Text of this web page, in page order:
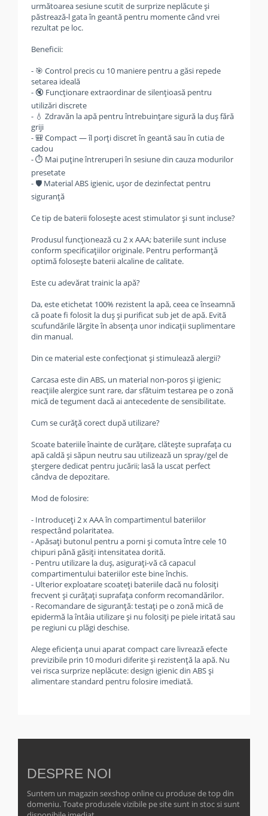
următoarea sesiune scutit de surprize neplăcute și
păstrează-l gata în geantă pentru momente când vrei
rezultat pe loc.
Beneficii:
- 🎯 Control precis cu 10 maniere pentru a găsi repede
setarea ideală
- 🔇 Funcționare extraordinar de silențioasă pentru
utilizări discrete
- 💧 Zdravăn la apă pentru întrebuințare sigură la duș fără
griji
- 🎒 Compact — îl porți discret în geantă sau în cutia de
cadou
- ⏱️ Mai puține întreruperi în sesiune din cauza modurilor
presetate
- 🛡️ Material ABS igienic, ușor de dezinfectat pentru
siguranță
Ce tip de baterii folosește acest stimulator și sunt incluse?
Produsul funcționează cu 2 x AAA; bateriile sunt incluse
conform specificațiilor originale. Pentru performanță
optimă folosește baterii alcaline de calitate.
Este cu adevărat trainic la apă?
Da, este etichetat 100% rezistent la apă, ceea ce înseamnă
că poate fi folosit la duș și purificat sub jet de apă. Evită
scufundările lărgite în absența unor indicații suplimentare
din manual.
Din ce material este confecționat și stimulează alergii?
Carcasa este din ABS, un material non-poros și igienic;
reacțiile alergice sunt rare, dar sfătuim testarea pe o zonă
mică de tegument dacă ai antecedente de sensibilitate.
Cum se curăță corect după utilizare?
Scoate bateriile înainte de curățare, clătește suprafața cu
apă caldă și săpun neutru sau utilizează un spray/gel de
ștergere dedicat pentru jucării; lasă la uscat perfect
cândva de depozitare.
Mod de folosire:
- Introduceți 2 x AAA în compartimentul bateriilor
respectând polaritatea.
- Apăsați butonul pentru a porni și comuta între cele 10
chipuri până găsiți intensitatea dorită.
- Pentru utilizare la duș, asigurați-vă că capacul
compartimentului bateriilor este bine închis.
- Ulterior exploatare scoateți bateriile dacă nu folosiți
frecvent și curățați suprafața conform recomandărilor.
- Recomandare de siguranță: testați pe o zonă mică de
epidermă la întâia utilizare și nu folosiți pe piele iritată sau
pe regiuni cu plăgi deschise.
Alege eficiența unui aparat compact care livrează efecte
previzibile prin 10 moduri diferite și rezistență la apă. Nu
vei risca surprize neplăcute: design igienic din ABS și
alimentare standard pentru folosire imediată.
DESPRE NOI
Suntem un magazin sexshop online cu produse de top din
domeniu. Toate produsele vizibile pe site sunt in stoc si sunt